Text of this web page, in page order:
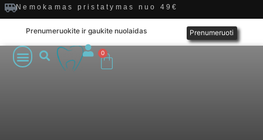
Nemokamas pristatymas nuo 49€
Prenumeruokite ir gaukite nuolaidas Prenumeruoti
0